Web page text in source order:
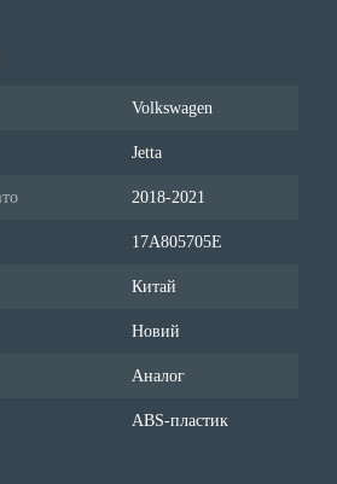
Volkswagen
Jetta
2018-2021
17A805705E
Китай
Новий
Аналог
ABS-пластик